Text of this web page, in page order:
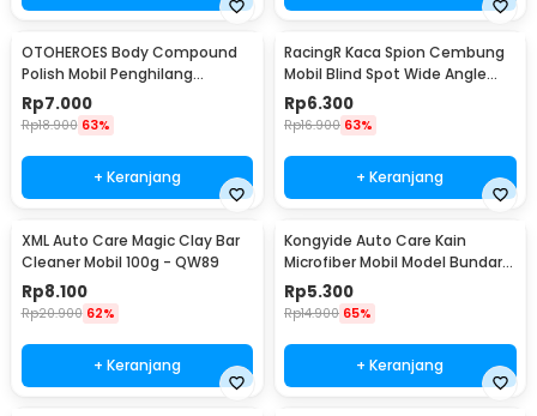
OTOHEROES Body Compound
Polish Mobil Penghilang
Goresan 15g with Spons - YYC-
508
Rp7.000
Rp18.900 63%
+ Keranjang
RacingR Kaca Spion Cembung
Mobil Blind Spot Wide Angle
50mm 2 Pcs - J0027
Rp6.300
Rp16.900 63%
+ Keranjang
XML Auto Care Magic Clay Bar
Cleaner Mobil 100g - QW89
Rp8.100
Rp20.900 62%
+ Keranjang
Kongyide Auto Care Kain
Microfiber Mobil Model Bundar -
L-20
Rp5.300
Rp14.900 65%
+ Keranjang